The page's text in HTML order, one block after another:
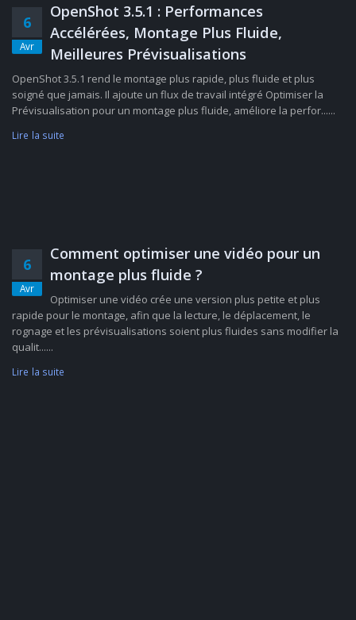
6
Avr
OpenShot 3.5.1 : Performances
Accélérées, Montage Plus Fluide,
Meilleures Prévisualisations
OpenShot 3.5.1 rend le montage plus rapide, plus fluide et plus
soigné que jamais. Il ajoute un flux de travail intégré Optimiser la
Prévisualisation pour un montage plus fluide, améliore la perfor......
Lire la suite
6
Avr
Comment optimiser une vidéo pour un
montage plus fluide ?
Optimiser une vidéo crée une version plus petite et plus
rapide pour le montage, afin que la lecture, le déplacement, le
rognage et les prévisualisations soient plus fluides sans modifier la
qualit......
Lire la suite